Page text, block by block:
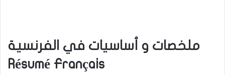
ملخصات و أساسيات في الفرنسية
Résumé Français